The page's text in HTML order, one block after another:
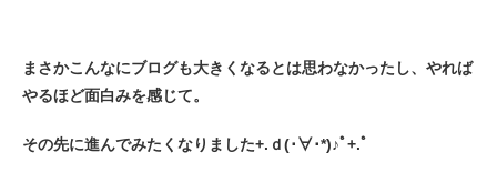
まさかこんなにブログも大きくなるとは思わなかったし、やれば
やるほど面白みを感じて。
その先に進んでみたくなりました+.ｄ(･∀･*)♪ﾟ+.ﾟ